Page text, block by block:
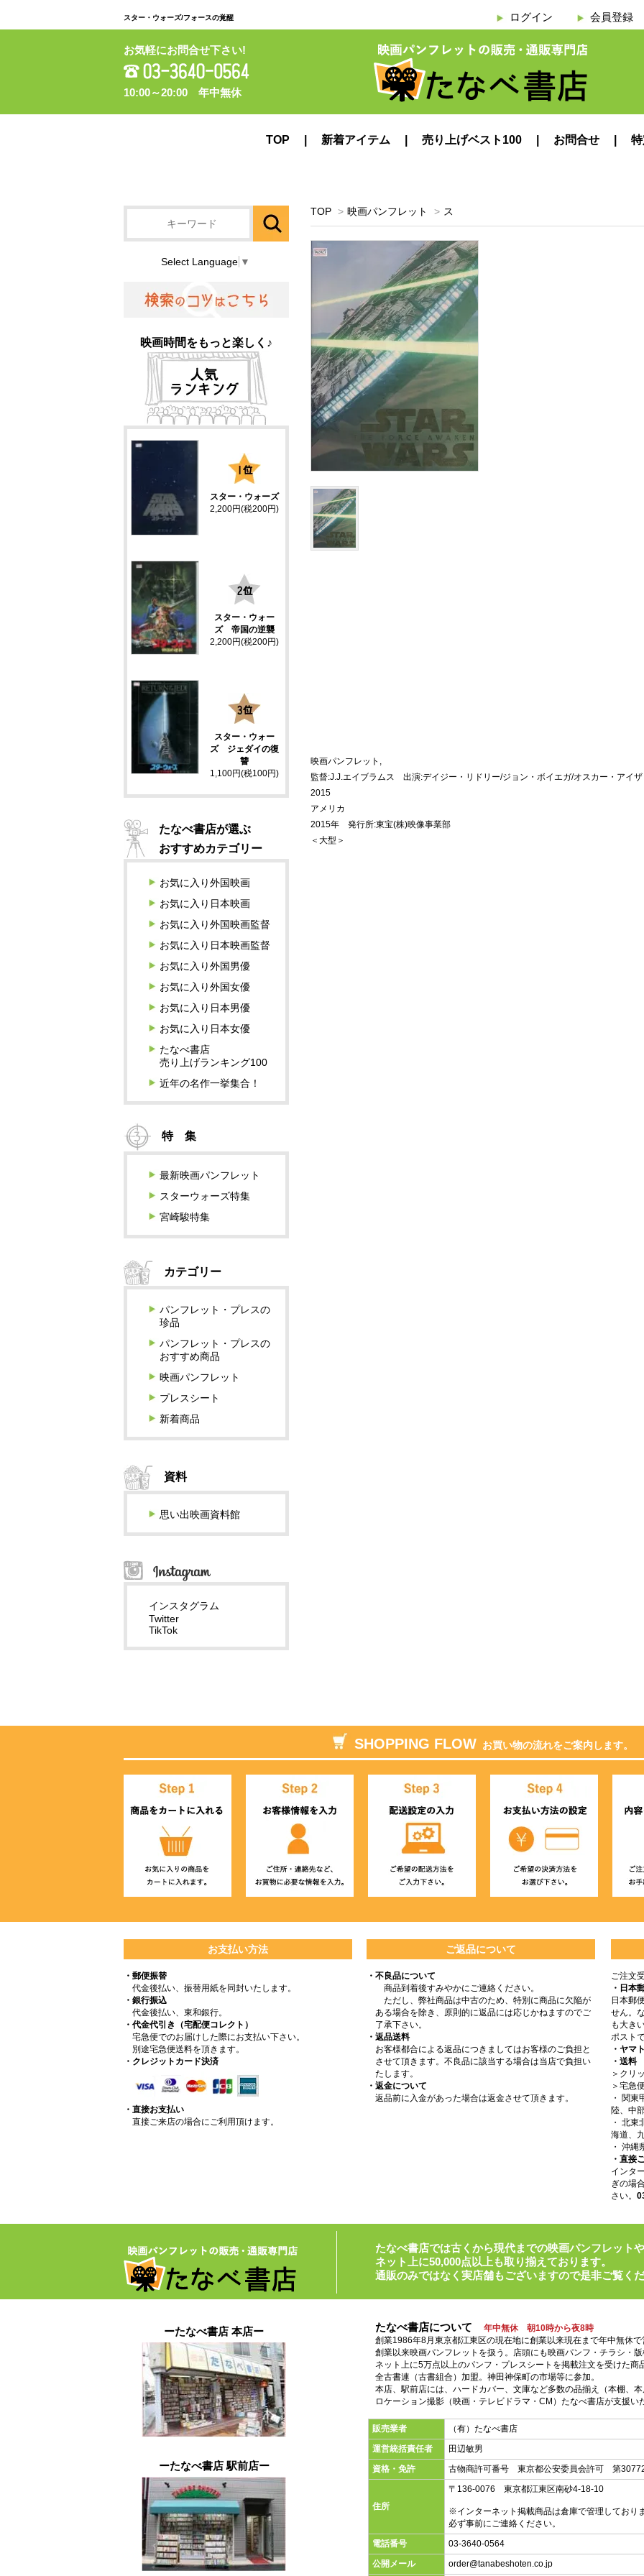
スター・ウォーズ/フォースの覚醒 ログイン 会員登録
お気軽にお問合せ下さい!
10:00～20:00 年中無休
TOP 新着アイテム 売り上げベスト100 お問合せ
TOP > 映画パンフレット > ス
映画パンフレット,
監督:J.J.エイブラムス 出演:デイジー・リドリー/ジョン・ボイエガ/オスカー・アイ
2015
アメリカ
2015年 発行所:東宝(株)映像事業部
＜大型＞
Select Language ▼
映画時間をもっと楽しく♪
スター・ウォーズ
2,200円(税200円)
スター・ウォー
ズ 帝国の逆襲
2,200円(税200円)
スター・ウォー
ズ ジェダイの復
讐
1,100円(税100円)
たなべ書店が選ぶ
おすすめカテゴリー
お気に入り外国映画
お気に入り日本映画
お気に入り外国映画監督
お気に入り日本映画監督
お気に入り外国男優
お気に入り外国女優
お気に入り日本男優
お気に入り日本女優
たなべ書店
売り上げランキング100
近年の名作一挙集合！
特 集
最新映画パンフレット
スターウォーズ特集
宮崎駿特集
カテゴリー
パンフレット・プレスの
珍品
パンフレット・プレスの
おすすめ商品
映画パンフレット
プレスシート
新着商品
資料
思い出映画資料館
インスタグラム
Twitter
TikTok
SHOPPING FLOW お買い物の流れをご案内します。
お支払い方法
・郵便振替
代金後払い、振替用紙を同封いたします。
・銀行振込
代金後払い、東和銀行。
・代金代引き（宅配便コレクト）
宅急便でのお届けした際にお支払い下さい。
別途宅急便送料を頂きます。
・クレジットカード決済
・直接お支払い
直接ご来店の場合にご利用頂けます。
ご返品について
・不良品について
商品到着後すみやかにご連絡ください。
ただし、弊社商品は中古のため、特別に商品に欠陥が
ある場合を除き、原則的に返品には応じかねますのでご
了承下さい。
・返品送料
お客様都合による返品につきましてはお客様のご負担と
させて頂きます。不良品に該当する場合は当店で負担い
たします。
・返金について
返品前に入金があった場合は返金させて頂きます。
ご注文
・日本
日本郵
せん。
も大き
ポスト
・ヤマ
・送料
＞クリ
＞宅急
・ 関
陸、中
・ 北
海道、
・ 沖縄
・直接
インタ
ぎの場
さい。
たなべ書店では古くから現代までの映画パンフレット
ネット上に50,000点以上も取り揃えております。
通販のみではなく実店舗もございますので是非ご覧く
ーたなべ書店 本店ー
ーたなべ書店 駅前店ー
たなべ書店について
年中無休 朝10時から夜8時
創業1986年8月東京都江東区の現在地に創業以来現在まで年中無休
創業以来映画パンフレットを扱う。店頭にも映画パンフ・チラシ・
ネット上に5万点以上のパンフ・プレスシートを掲載注文を受けた商
全古書連（古書組合）加盟。神田神保町の市場等に参加。
本店、駅前店には、ハードカバー、文庫など多数の品揃え（本棚、
ロケーション撮影（映画・テレビドラマ・CM）たなべ書店が支援い
販売業者
（有）たなべ書店
運営統括責任者
田辺敏男
資格・免許
古物商許可番号 東京都公安委員会許可 第
住所
〒136-0076 東京都江東区南砂4-18-10
※インターネット掲載商品は倉庫で管理しており
必ず事前にご連絡ください。
電話番号
03-3640-0564
公開メール
order@tanabeshoten.co.jp